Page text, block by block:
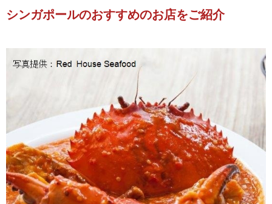
シンガポールのおすすめのお店をご紹介